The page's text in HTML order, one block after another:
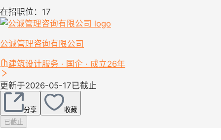
在招职位：17
公诚管理咨询有限公司
建筑设计服务 · 国企 · 成立26年
更新于2026-05-17已截止
分享
收藏
已截止